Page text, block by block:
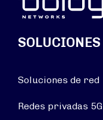
SOLUCIONES
Soluciones de red
Redes privadas 5G